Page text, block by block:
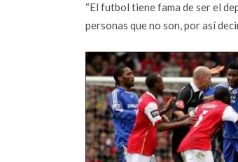
“El futbol tiene fama de ser el
personas que no son, por así